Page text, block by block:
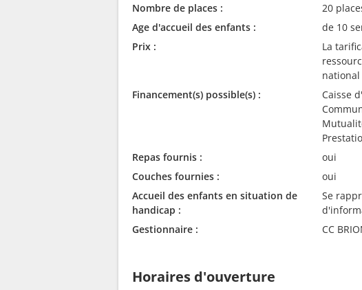
Nombre de places :
20
Age d'accueil des enfants :
de 10
Prix :
La
Financement(s) possible(s) :
Caisse
Repas fournis :
oui
Couches fournies :
oui
Accueil des enfants en situation de
handicap :
Se
Gestionnaire :
CC
Horaires d'ouverture